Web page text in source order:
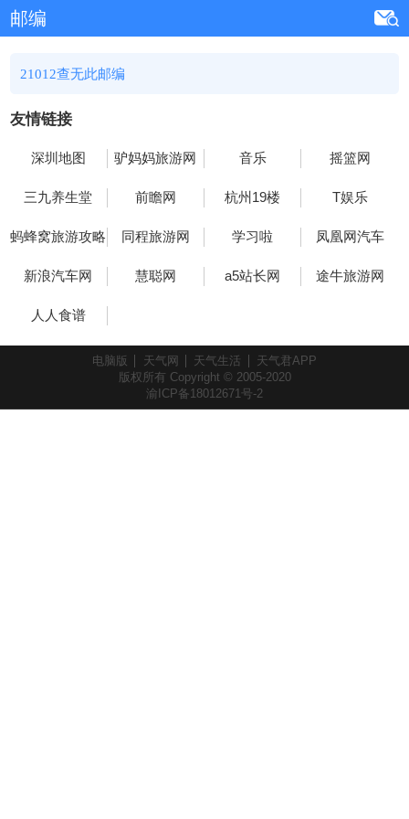
邮编
21012查无此邮编
友情链接
深圳地图 驴妈妈旅游网 音乐 摇篮网
三九养生堂 前瞻网 杭州19楼 T娱乐
蚂蜂窝旅游攻略 同程旅游网 学习啦 凤凰网汽车
新浪汽车网 慧聪网 a5站长网 途牛旅游网
人人食谱
电脑版 天气网 天气生活
天气君APP
版权所有 Copyright © 2005-2020
渝ICP备18012671号-2